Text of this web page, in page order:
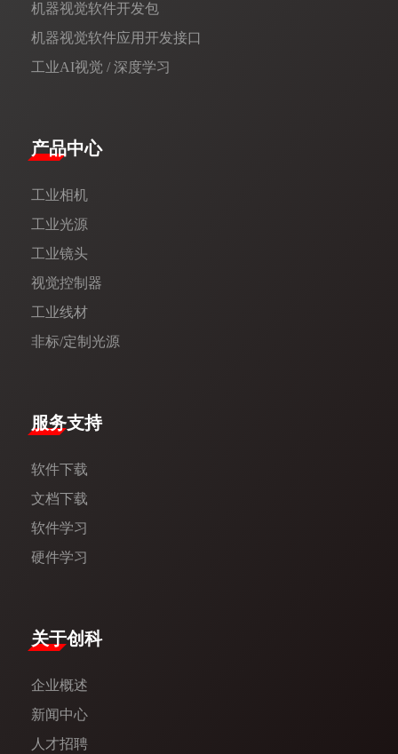
机器视觉软件开发包
机器视觉软件应用开发接口
工业AI视觉 / 深度学习
产品中心
工业相机
工业光源
工业镜头
视觉控制器
工业线材
非标/定制光源
服务支持
软件下载
文档下载
软件学习
硬件学习
​关于创科​
企业概述
新闻中心​
人才招聘